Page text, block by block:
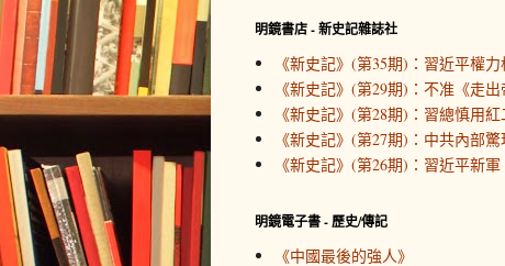
明鏡書店 - 新史記雜誌社
《新史記》(第35期)：習近平權
《新史記》(第29期)：不准《走
《新史記》(第28期)：習總慎用紅
《新史記》(第27期)：中共內部
《新史記》(第26期)：習近平新
明鏡電子書 - 歷史/傳記
《中國最後的強人》